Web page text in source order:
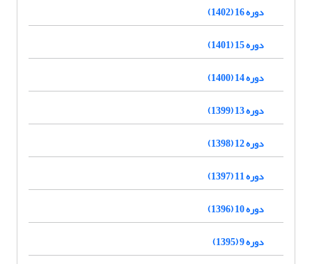
دوره 16 (1402)
دوره 15 (1401)
دوره 14 (1400)
دوره 13 (1399)
دوره 12 (1398)
دوره 11 (1397)
دوره 10 (1396)
دوره 9 (1395)